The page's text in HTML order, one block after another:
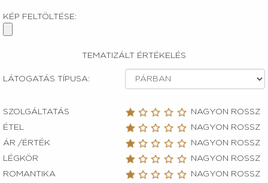
KÉP FELTÖLTÉSE:
TEMATIZÁLT ÉRTÉKELÉS
LÁTOGATÁS TÍPUSA:
SZOLGÁLTATÁS
NAGYON ROSSZ
ÉTEL
NAGYON ROSSZ
ÁR /ÉRTÉK
NAGYON ROSSZ
LÉGKÖR
NAGYON ROSSZ
ROMANTIKA
NAGYON ROSSZ